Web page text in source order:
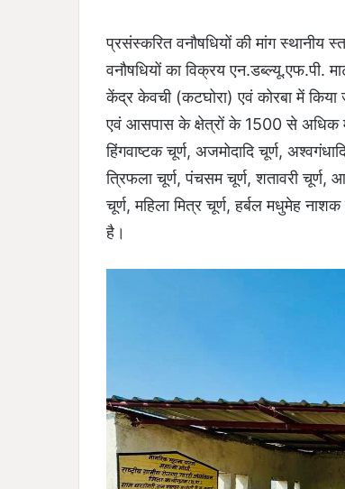
प्रसंस्करित वनौषधियों की मांग स्थानीय
वनौषधियों का विक्रय एन.डब्ल्यू.एफ.पी.
केंद्र केवची (कटघोरा) एवं कोरबा में किया
एवं आसपास के क्षेत्रों के 1500 से अधिक
हिंगवाष्टक चूर्ण, अजमोदादि चूर्ण,
त्रिफला चूर्ण, पंचसम चूर्ण, शतावरी चूर्ण,
चूर्ण, महिला मित्र चूर्ण, हर्बल मधुमेह
है।